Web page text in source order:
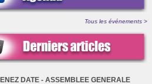
Tous les événements >
DATE - ASSEMBLEE GENERALE